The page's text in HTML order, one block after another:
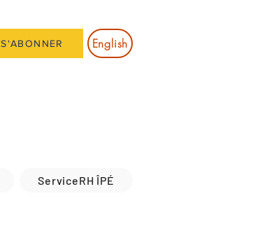
S'ABONNER English
ServiceRH ÎPÉ